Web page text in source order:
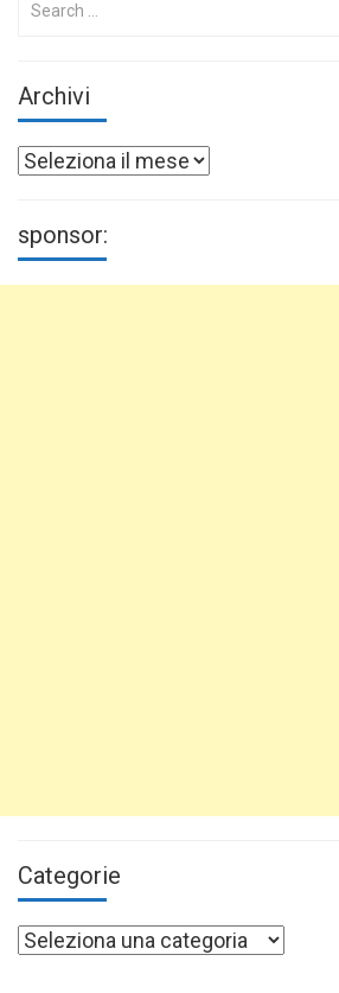
Archivi
Archivi
sponsor:
Categorie
Categorie